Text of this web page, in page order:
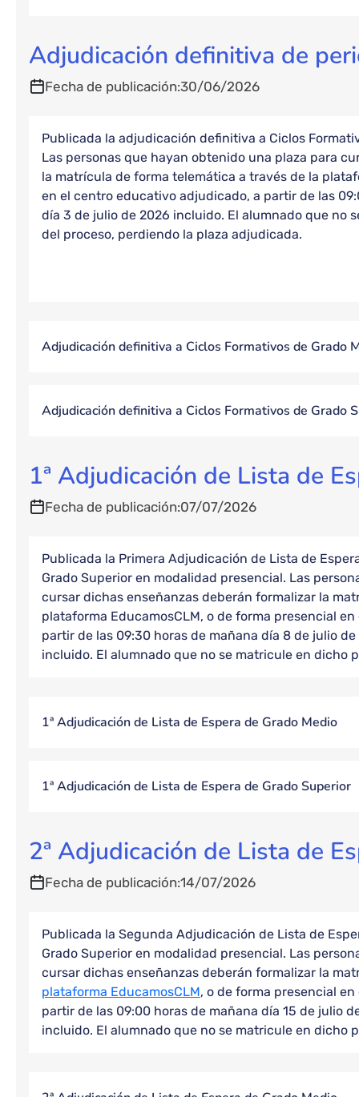
Adjudicación definitiva de
Fecha de publicación 30/06/2026
Publicada la adjudicación definitiva a Ciclos
Las personas que hayan obtenido una plaza para
la matrícula de forma telemática a través de la
en el centro educativo adjudicado, a partir de las
día 3 de julio de 2026 incluido. El alumnado que no
del proceso, perdiendo la plaza adjudicada.
Adjudicación definitiva a Ciclos Formativos de Grado
Adjudicación definitiva a Ciclos Formativos de Grado
1ª Adjudicación de Lista de
Fecha de publicación 07/07/2026
Publicada la Primera Adjudicación de Lista de
Grado Superior en modalidad presencial. Las
cursar dichas enseñanzas deberán formalizar la
plataforma EducamosCLM, o de forma presencial
partir de las 09:30 horas de mañana día 8 de julio
incluido. El alumnado que no se matricule en dicho
1ª Adjudicación de Lista de Espera de Grado Medio
1ª Adjudicación de Lista de Espera de Grado Superior
2ª Adjudicación de Lista de
Fecha de publicación 14/07/2026
Publicada la Segunda Adjudicación de Lista de
Grado Superior en modalidad presencial. Las
cursar dichas enseñanzas deberán formalizar la
plataforma EducamosCLM, o de forma presencial
partir de las 09:00 horas de mañana día 15 de julio
incluido. El alumnado que no se matricule en dicho